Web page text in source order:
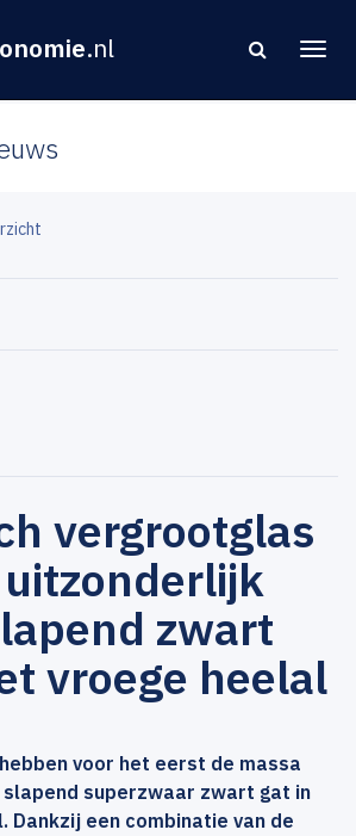
.nl
vergrootglas
zwart
vroege heelal
voor het eerst de massa
slapend superzwaar zwart gat in
Dankzij een combinatie van de